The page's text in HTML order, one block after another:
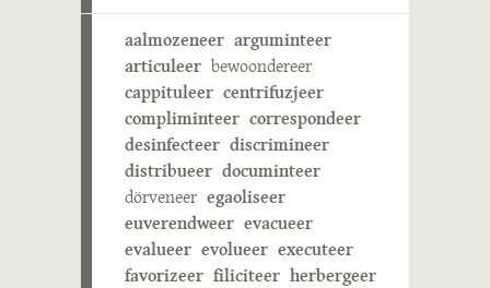
aalmozeneer arguminteer
articuleer bewoondereer
cappituleer centrifuzjeer
compliminteer correspondeer
desinfecteer discrimineer
distribueer documinteer
dörveneer egaoliseer
euverendweer evacueer
evalueer evolueer executeer
favorizeer filiciteer herbergeer